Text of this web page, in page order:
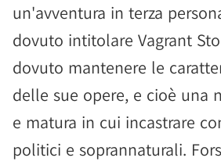
un'avventura in terza
dovuto intitolare Vagrant
dovuto mantenere le
delle sue opere, e cioè una
e matura in cui incastrare
politici e soprannaturali.